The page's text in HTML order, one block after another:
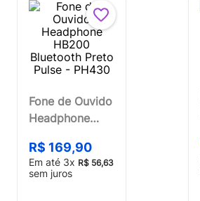
Fone de Ouvido
Headphone
Bluetooth Preto
Pulse - PH430
R$ 169,90
Em até 3x R$ 56,63
sem juros